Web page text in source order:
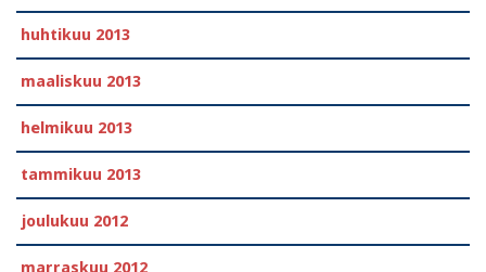
huhtikuu 2013
maaliskuu 2013
helmikuu 2013
tammikuu 2013
joulukuu 2012